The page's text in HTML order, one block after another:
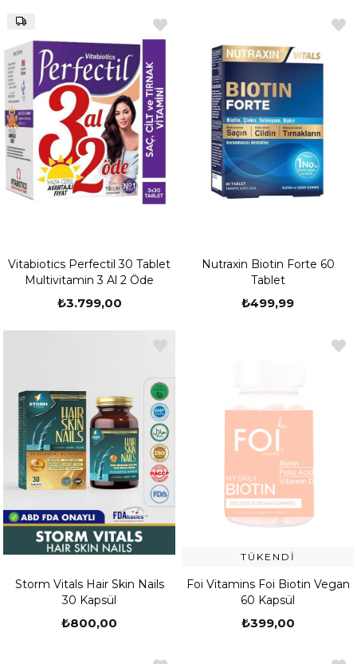
Vitabiotics Perfectil 30 Tablet
Multivitamin 3 Al 2 Öde
₺3.799,00
Nutraxin Biotin Forte 60
Tablet
₺499,99
Storm Vitals Hair Skin Nails
30 Kapsül
₺800,00
TÜKENDI
Foi Vitamins Foi Biotin Vegan
60 Kapsül
₺399,00